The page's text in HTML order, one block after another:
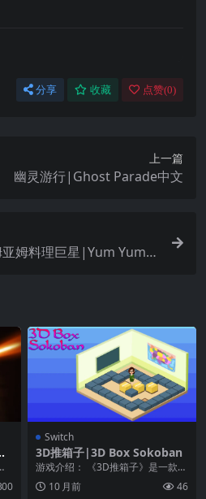
分享 收藏 点赞(0)
上一篇
幽灵游行|Ghost Parade中文
姆料理巨星|Yum Yum C
Switch
3D推箱子|3D Box Sokoban
游戏介绍： 《3D推箱子》是一款逻
辑游戏，可以锻炼您的大脑，帮助
开发其能力。
10 月前 46